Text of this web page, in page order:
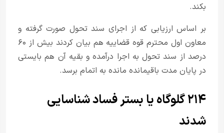
بکند.
بر اساس ارزیابی که از اجرای سند تحول صورت گرفته و
معاون اول محترم قوه قضاییه هم بیان کردند بیش از ۶۰
درصد از سند تحول به اجرا درآمده و بقیه آن هم بایستی
در پایان مدت باقیمانده مانده به اتمام برسد.
۲۱۴ گلوگاه یا بستر فساد شناسایی
شدند